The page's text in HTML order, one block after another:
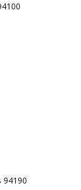
94190